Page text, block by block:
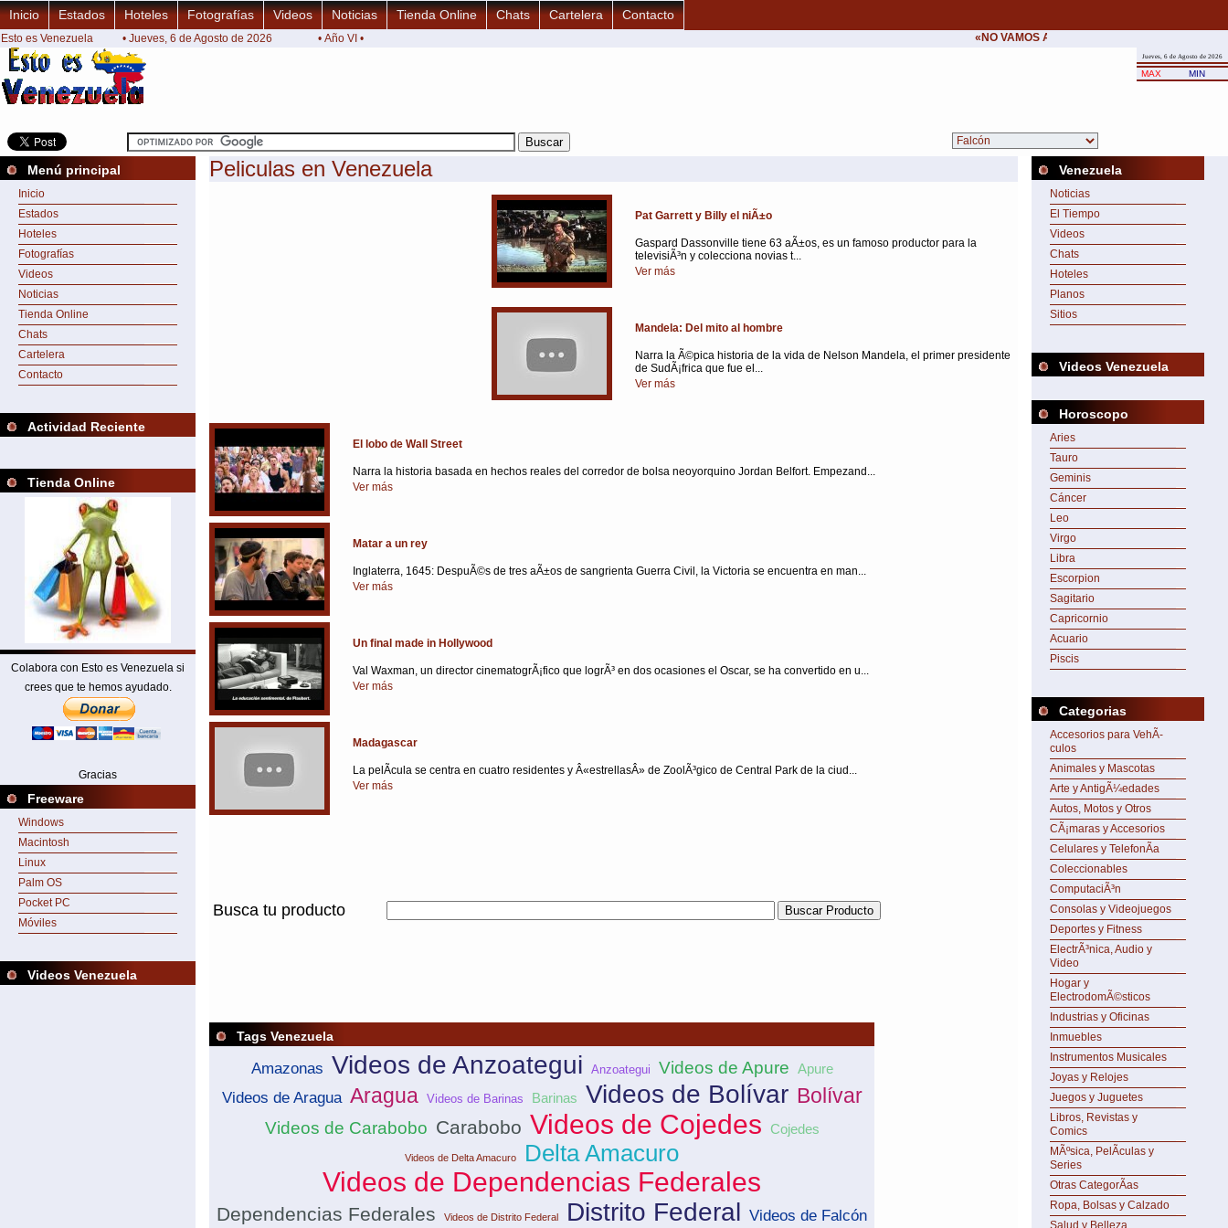
Inicio Estados Hoteles Fotografías Videos Noticias Tienda Online Chats Cartelera Contacto
Esto es Venezuela • Jueves, 6 de Agosto de 2026 • Año VI • «NO VAMOS A CEDER NUNCA AL CHANTAJE
Jueves, 6 de Agosto de 2026
MAX MIN
Menú principal
Inicio
Estados
Hoteles
Fotografías
Videos
Noticias
Tienda Online
Chats
Cartelera
Contacto
Actividad Reciente
Tienda Online
Colabora con Esto es Venezuela si
crees que te hemos ayudado.
Gracias
Freeware
Windows
Macintosh
Linux
Palm OS
Pocket PC
Móviles
Videos Venezuela
Peliculas en Venezuela
Pat Garrett y Billy el niÃ±o
Gaspard Dassonville tiene 63 aÃ±os, es un famoso productor para la
televisiÃ³n y colecciona novias t...
Ver más
Mandela: Del mito al hombre
Narra la Ã©pica historia de la vida de Nelson Mandela, el primer presidente
de SudÃ¡frica que fue el...
Ver más
El lobo de Wall Street
Narra la historia basada en hechos reales del corredor de bolsa neoyorquino Jordan Belfort. Empezand...
Ver más
Matar a un rey
Inglaterra, 1645: DespuÃ©s de tres aÃ±os de sangrienta Guerra Civil, la Victoria se encuentra en man...
Ver más
Un final made in Hollywood
Val Waxman, un director cinematogrÃ¡fico que logrÃ³ en dos ocasiones el Oscar, se ha convertido en u...
Ver más
Madagascar
La pelÃ­cula se centra en cuatro residentes y Â«estrellasÂ» de ZoolÃ³gico de Central Park de la ciud...
Ver más
Busca tu producto
Tags Venezuela
Amazonas Videos de Anzoategui Anzoategui Videos de Apure Apure
Videos de Aragua Aragua Videos de Barinas Barinas Videos de Bolívar Bolívar
Videos de Carabobo Carabobo Videos de Cojedes Cojedes
Videos de Delta Amacuro Delta Amacuro
Videos de Dependencias Federales
Dependencias Federales Videos de Distrito Federal Distrito Federal Videos de Falcón
Venezuela
Noticias
El Tiempo
Videos
Chats
Hoteles
Planos
Sitios
Videos Venezuela
Horoscopo
Aries
Tauro
Geminis
Cáncer
Leo
Virgo
Libra
Escorpion
Sagitario
Capricornio
Acuario
Piscis
Categorias
Accesorios para VehÃ­
culos
Animales y Mascotas
Arte y AntigÃ¼edades
Autos, Motos y Otros
CÃ¡maras y Accesorios
Celulares y TelefonÃ­a
Coleccionables
ComputaciÃ³n
Consolas y Videojuegos
Deportes y Fitness
ElectrÃ³nica, Audio y
Video
Hogar y
ElectrodomÃ©sticos
Industrias y Oficinas
Inmuebles
Instrumentos Musicales
Joyas y Relojes
Juegos y Juguetes
Libros, Revistas y
Comics
MÃºsica, PelÃ­culas y
Series
Otras CategorÃ­as
Ropa, Bolsas y Calzado
Salud y Belleza